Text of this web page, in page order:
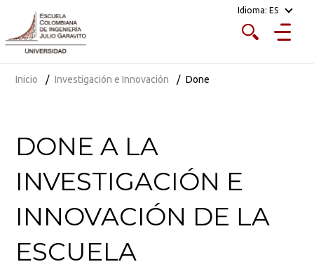
Idioma: ES
Inicio Investigación e Innovación Done
DONE A LA
INVESTIGACIÓN E
INNOVACIÓN DE LA
ESCUELA